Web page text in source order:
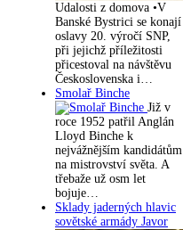
Udalosti z domova •V
Banské Bystrici se konají
oslavy 20. výročí SNP,
při jejichž příležitosti
přicestoval na návštěvu
Československa i…
Smolař Binche
Již v
roce 1952 patřil Anglán
Lloyd Binche k
nejvážnějším kandidátům
na mistrovství světa. A
třebaže už osm let
bojuje…
Sklady jaderných hlavic
sovětské armády Javor